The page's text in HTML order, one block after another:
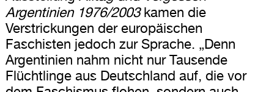
Argentinien 1976/2003kamen die
Verstrickungen der europäischen
Faschisten jedoch zur Sprache. „Denn
Argentinien nahm nicht nur Tausende
Flüchtlinge aus Deutschland auf, die vor